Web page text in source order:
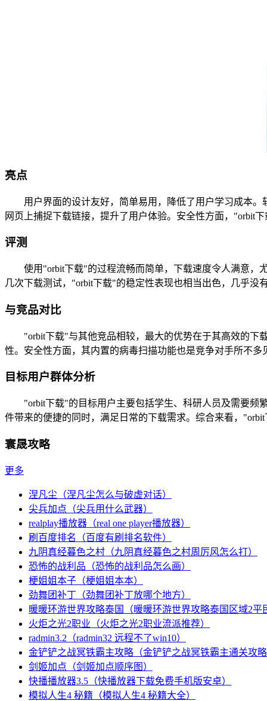
亮点
用户界面的设计友好，简单易用，降低了用户学习成本。
网页上捕捉下载链接，提升了用户体验。安全性方面，"orbit
评测
使用"orbit下载"的过程流畅而简单，下载速度令人满意，尤
几次下载测试，"orbit下载"的稳定性表现也相当出色，几乎
与竞品对比
"orbit下载"与其他竞品相较，最大的优势在于其高效的下载
性。安全性方面，其内置的病毒扫描功能也是竞争对手所不
目标用户群体分析
"orbit下载"的目标用户主要包括学生、科研人员及需要频繁
件带来的便捷的同时，满足日常的下载需求。综合来看，
寰晟攻略
更多
涅凡尘（涅凡尘怎么与破虚对话）
尖兵加点（尖兵用什么武器）
realplay播放器（real one player播放器）
刷百度排名（百度有刷排名软件）
九阴真经暮色之村（九阴真经暮色之村周厉风怎么打）
恐怖的战利品（恐怖的战利品怎么画）
梗姐姐本子（梗姐姐本本）
劲舞团补丁（劲舞团补丁放哪个地方）
暖暖环游世界攻略泰国（暖暖环游世界攻略泰国区域2平
火炬之光2职业（火炬之光2职业流派推荐）
radmin3.2（radmin32 远程不了win10）
金铲铲之战冥铁霸主攻略（金铲铲之战冥铁霸主通关攻
剑姬加点（剑姬加点顺序图）
快播播放器3.5（快播放器下载免费手机版安卓）
模拟人生4 秘籍（模拟人生4 秘籍大全）